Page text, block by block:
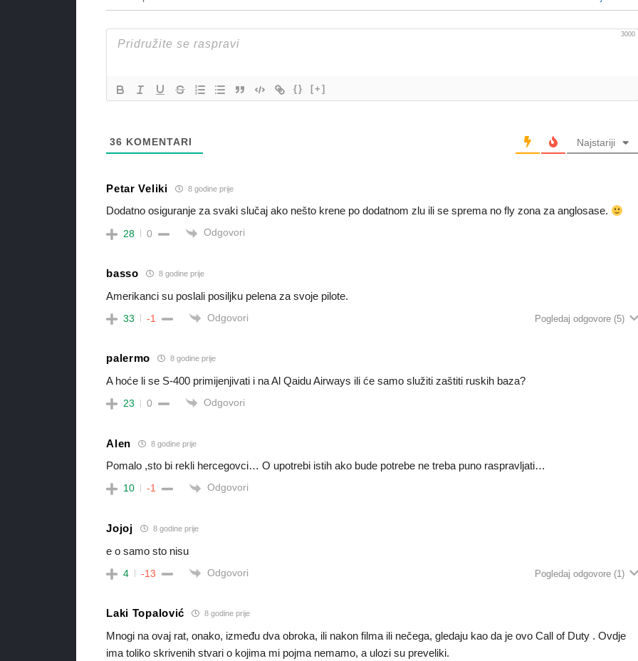
3000
{} [+]
36 KOMENTARI Najstariji
Petar Veliki 8 godine prije
Dodatno osiguranje za svaki slučaj ako nešto krene po dodatnom zlu ili se sprema no fly zona za anglosase.
28 0 Odgovori
basso 8 godine prije
Amerikanci su poslali posiljku pelena za svoje pilote.
33 -1 Odgovori Pogledaj odgovore (5)
palermo 8 godine prije
A hoće li se S-400 primijenjivati i na Al Qaidu Airways ili će samo služiti zaštiti ruskih baza?
23 0 Odgovori
Alen 8 godine prije
Pomalo ,sto bi rekli hercegovci… O upotrebi istih ako bude potrebe ne treba puno raspravljati…
10 -1 Odgovori
Jojoj 8 godine prije
e o samo sto nisu
4 -13 Odgovori Pogledaj odgovore (1)
Laki Topalović 8 godine prije
Mnogi na ovaj rat, onako, između dva obroka, ili nakon filma ili nečega, gledaju kao da je ovo Call of Duty . Ovdje
ima toliko skrivenih stvari o kojima mi pojma nemamo, a ulozi su preveliki.